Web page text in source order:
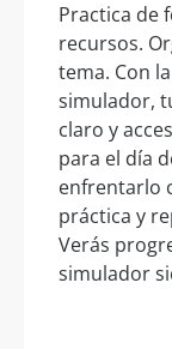
Practica de
recursos.
tema. Con
simulador,
claro y
para el día
enfrentarlo
práctica y
Verás
simulador